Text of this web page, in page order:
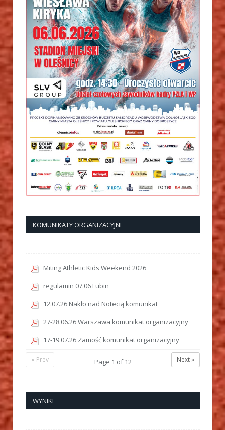
KOMUNIKATY ORGANIZACYJNE
Miting Athletic Kids Weekend 2026
regulamin 07.06 Lubin
12.07.26 Nakło nad Notecią komunikat
27-28.06.26 Warszawa komunikat organizacyjny
17-19.07.26 Zamość komunikat organizacyjny
Next »
Page 1 of12
« Prev
WYNIKI